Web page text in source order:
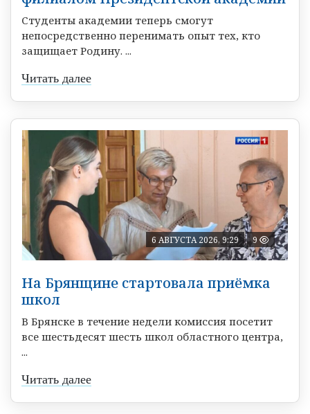
Студенты академии теперь смогут
непосредственно перенимать опыт тех, кто
защищает Родину. ...
Читать далее
6 АВГУСТА 2026, 9:29 9
На Брянщине стартовала приёмка
школ
В Брянске в течение недели комиссия посетит
все шестьдесят шесть школ областного центра,
...
Читать далее